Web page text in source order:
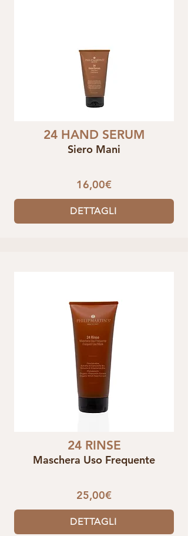
24 HAND SERUM
Siero Mani
16,00€
DETTAGLI
24 RINSE
Maschera Uso Frequente
25,00€
DETTAGLI